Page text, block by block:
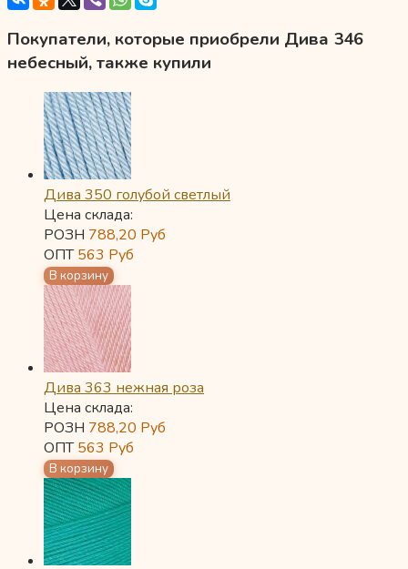
Покупатели, которые приобрели Дива 346
небесный, также купили
Дива 350 голубой светлый
Цена склада:
РОЗН 788,20 Руб
ОПТ563 Руб
Дива 363 нежная роза
Цена склада:
РОЗН 788,20 Руб
ОПТ563 Руб